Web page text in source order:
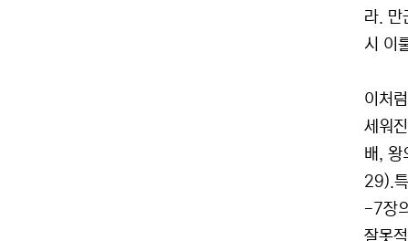
라. 만
시 이
이처
세워
배, 왕
29).
-7장
잘못